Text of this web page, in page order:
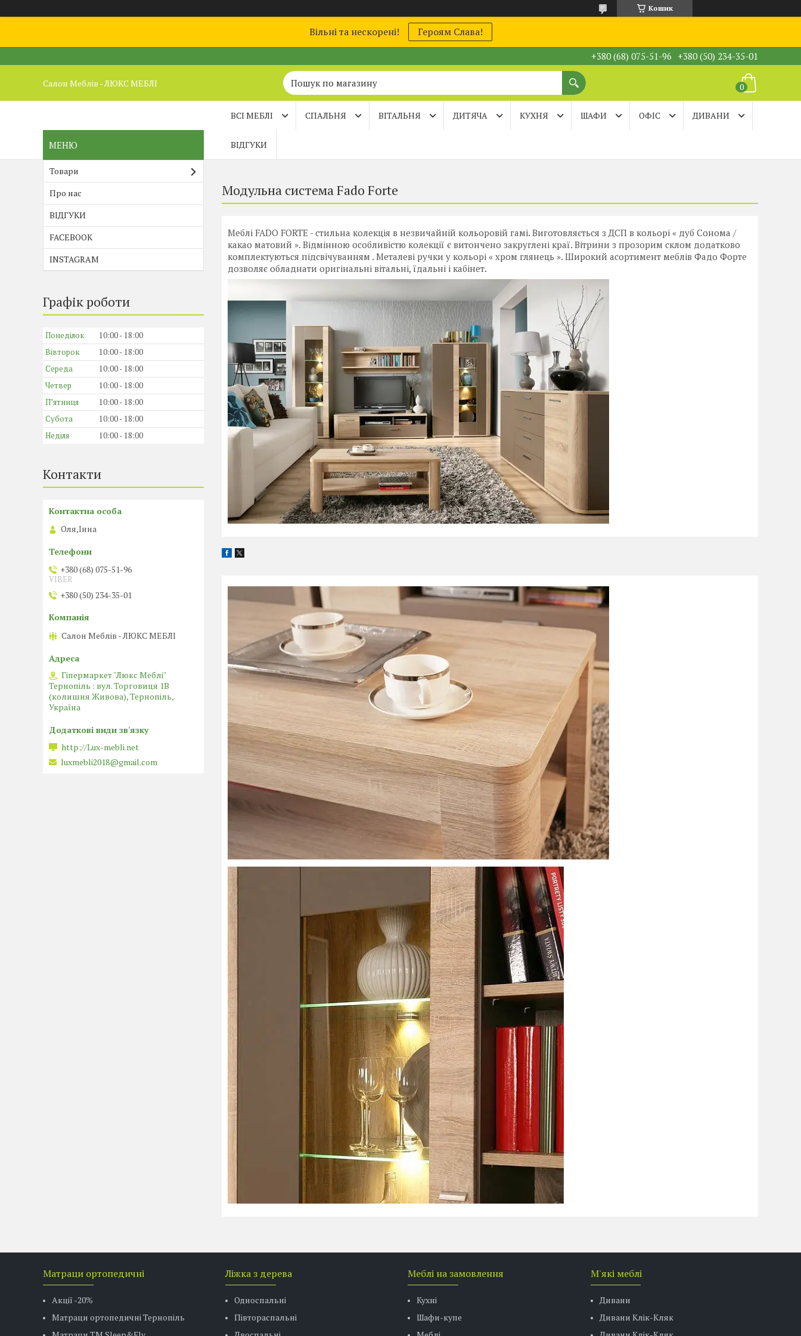
Кошик
Вільні та нескорені! Героям Слава!
+380 (68) 075-51-96 +380 (50) 234-35-01
Салон Меблів - ЛЮКС МЕБЛІ
ВСІ МЕБЛІ СПАЛЬНЯ ВІТАЛЬНЯ ДИТЯЧА КУХНЯ ШАФИ ОФІС ДИВАНИ
ВІДГУКИ
Модульна система Fado Forte
Меблі FADO FORTE - стильна колекція в незвичайній кольоровій гамі. Виготовляється з ДСП в кольорі « дуб Сонома /
какао матовий ». Відмінною особливістю колекції є витончено закруглені краї. Вітрини з прозорим склом додатково
комплектуються підсвічуванням . Металеві ручки у кольорі « хром глянець ». Широкий асортимент меблів Фадо Форте
дозволяє обладнати оригінальні вітальні, їдальні і кабінет.
Товари
Про нас
ВІДГУКИ
FACEBOOK
INSTAGRAM
Графік роботи
Понеділок 10:00
18:00
Вівторок
10:00
18:00
Середа
10:00
18:00
Четвер
10:00
18:00
Пʼятниця
10:00
18:00
Субота
10:00
18:00
Неділя
10:00 18:00
Контакти
Оля,Інна
+380 (68) 075-51-96
VIBER
+380 (50) 234-35-01
Салон Меблів - ЛЮКС МЕБЛІ
Гіпермаркет "Люкс Меблі"
Тернопіль : вул. Торговиця 1В
(колишня Живова), Тернопіль,
Україна
http://Lux-mebli.net
luxmebli2018@gmail.com
Матраци ортопедичні
Акції -20%
Матраци ортопедичні Тернопіль
Ліжка з дерева
Односпальні
Півтораспальні
Меблі на замовлення
Кухні
Шафи-купе
М'які меблі
Дивани
Дивани Клік-Кляк